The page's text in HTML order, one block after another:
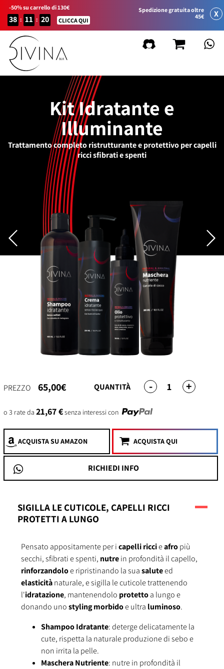
-50% su carrello di 130€
38 : 11 : 20 CLICCA QUI
Spedizione gratuita oltre
45€
X
Kit Idratante e
Illuminante
Trattamento completo ristrutturante e protettivo per capelli
ricci sfibrati e spenti
QUANTITÀ - 1 +
PREZZO 65,00€
o 3 rate da21,67 €senza interessi con
ACQUISTASU AMAZON ACQUISTA QUI
RICHIEDI INFO
SIGILLA LE CUTICOLE, CAPELLI RICCI
PROTETTI A LUNGO
Pensato appositamente per icapelli riccieafropiù
secchi, sfibrati e spenti, nutrein profondità il capello,
rinforzandoloe ripristinando la suasaluteed
elasticitànaturale, e sigilla le cuticole trattenendo
l'idratazione, mantenendolo protettoa lungo e
donando unostyling morbidoe ultra luminoso.
Shampoo Idratante: deterge delicatamente la
cute, rispetta la naturale produzione di sebo e
non irrita la pelle.
Maschera Nutriente: nutre in profondità il